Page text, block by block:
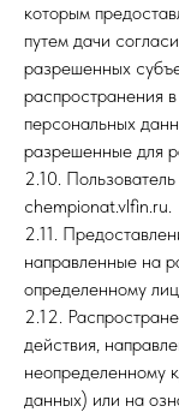
которым
путем дачи
разрешенных
распространения
персональных
разрешенные для
2.10.
chempionat.vlfin.ru.
2.11.
направленные на
определенному
2.12.
действия,
неопределенному
данных) или на